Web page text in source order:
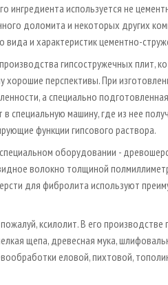
ингредиента используется не
доломита и некоторых других
и характеристик цементно-
гипсостружечных плит,
перспективы. При
а специально
специальную машину, где из нее
функции гипсового раствора.
оборудовании -
волокно толщиной
для фибролита используют
ксилолит. В его
щепа, древесная мука,
еловой, пихтовой,